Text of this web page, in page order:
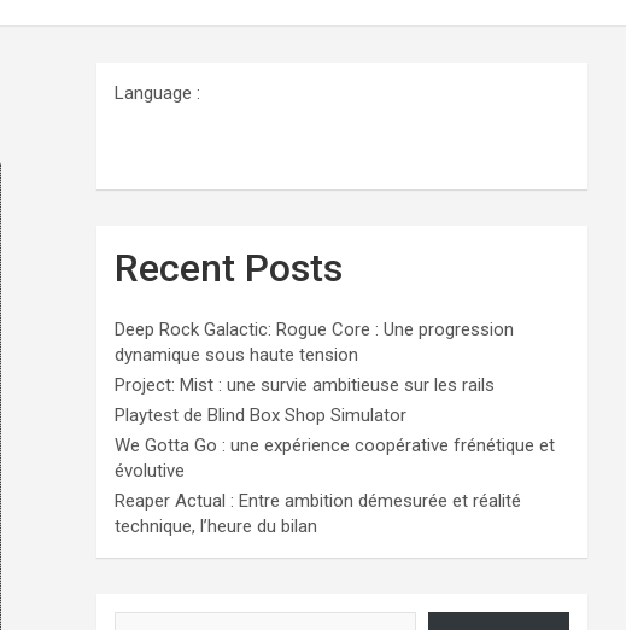
Language :
Recent Posts
Deep Rock Galactic: Rogue Core : Une progression
dynamique sous haute tension
Project: Mist : une survie ambitieuse sur les rails
Playtest de Blind Box Shop Simulator
We Gotta Go : une expérience coopérative frénétique et
évolutive
Reaper Actual : Entre ambition démesurée et réalité
technique, l’heure du bilan
Saisissez votre adresse e-mail…